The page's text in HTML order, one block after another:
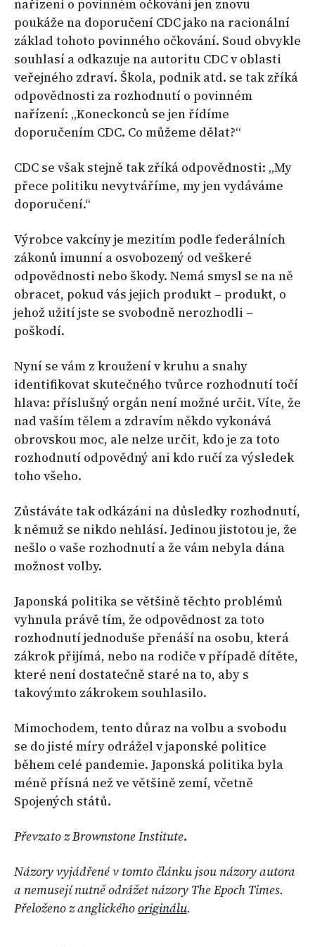
nařízení o povinném očkování jen znovu
poukáže na doporučení CDC jako na racionální
základ tohoto povinného očkování. Soud obvykle
souhlasí a odkazuje na autoritu CDC v oblasti
veřejného zdraví. Škola, podnik atd. se tak zříká
odpovědnosti za rozhodnutí o povinném
nařízení: „Koneckonců se jen řídíme
doporučením CDC. Co můžeme dělat?“
CDC se však stejně tak zříká odpovědnosti: „My
přece politiku nevytváříme, my jen vydáváme
doporučení.“
Výrobce vakcíny je mezitím podle federálních
zákonů imunní a osvobozený od veškeré
odpovědnosti nebo škody. Nemá smysl se na ně
obracet, pokud vás jejich produkt – produkt, o
jehož užití jste se svobodně nerozhodli –
poškodí.
Nyní se vám z kroužení v kruhu a snahy
identifikovat skutečného tvůrce rozhodnutí točí
hlava: příslušný orgán není možné určit. Víte, že
nad vaším tělem a zdravím někdo vykonává
obrovskou moc, ale nelze určit, kdo je za toto
rozhodnutí odpovědný ani kdo ručí za výsledek
toho všeho.
Zůstáváte tak odkázáni na důsledky rozhodnutí,
k němuž se nikdo nehlásí. Jedinou jistotou je, že
nešlo o vaše rozhodnutí a že vám nebyla dána
možnost volby.
Japonská politika se většině těchto problémů
vyhnula právě tím, že odpovědnost za toto
rozhodnutí jednoduše přenáší na osobu, která
zákrok přijímá, nebo na rodiče v případě dítěte,
které není dostatečně staré na to, aby s
takovýmto zákrokem souhlasilo.
Mimochodem, tento důraz na volbu a svobodu
se do jisté míry odrážel v japonské politice
během celé pandemie. Japonská politika byla
méně přísná než ve většině zemí, včetně
Spojených států.
Převzato z Brownstone Institute.
Názory vyjádřené v tomto článku jsou názory autora
a nemusejí nutně odrážet názory The Epoch Times.
Přeloženo z anglickéhooriginálu.